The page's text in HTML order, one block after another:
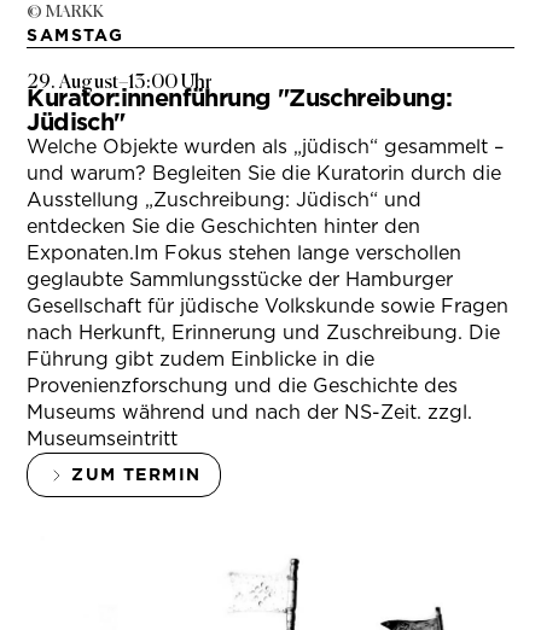
© MARKK
SAMSTAG
29. August–13:00 Uhr
Kurator:innenführung "Zuschreibung:
Jüdisch"
Welche Objekte wurden als „jüdisch“ gesammelt –
und warum? Begleiten Sie die Kuratorin durch die
Ausstellung „Zuschreibung: Jüdisch“ und
entdecken Sie die Geschichten hinter den
Exponaten.Im Fokus stehen lange verschollen
geglaubte Sammlungsstücke der Hamburger
Gesellschaft für jüdische Volkskunde sowie Fragen
nach Herkunft, Erinnerung und Zuschreibung. Die
Führung gibt zudem Einblicke in die
Provenienzforschung und die Geschichte des
Museums während und nach der NS-Zeit. zzgl.
Museumseintritt
ZUM TERMIN